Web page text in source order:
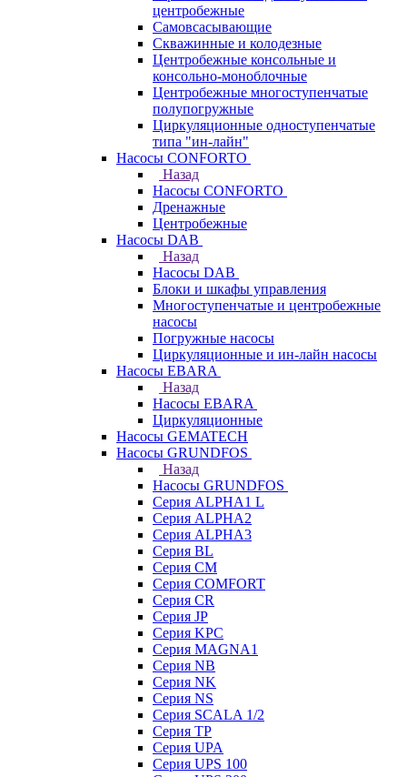
центробежные
Самовсасывающие
Скважинные и колодезные
Центробежные консольные и
консольно-моноблочные
Центробежные многоступенчатые
полупогружные
Циркуляционные одноступенчатые
типа "ин-лайн"
Насосы CONFORTO
Назад
Насосы CONFORTO
Дренажные
Центробежные
Насосы DAB
Назад
Насосы DAB
Блоки и шкафы управления
Многоступенчатые и центробежные
насосы
Погружные насосы
Циркуляционные и ин-лайн насосы
Насосы EBARA
Назад
Насосы EBARA
Циркуляционные
Насосы GEMATECH
Насосы GRUNDFOS
Назад
Насосы GRUNDFOS
Серия ALPHA1 L
Серия ALPHA2
Серия ALPHA3
Серия BL
Серия CM
Серия COMFORT
Серия CR
Серия JP
Серия KPC
Серия MAGNA1
Серия NB
Серия NK
Серия NS
Серия SCALA 1/2
Серия TP
Серия UPA
Серия UPS 100